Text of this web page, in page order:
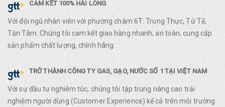
CAM KẾT 100% HÀI LÒNG
Với đội ngũ nhân viên với phường châm 6T: Trung Thực, Tử Tế,
Tận Tâm. Chúng tôi cam kết giao hàng nhanh, an toàn, cung cấp
sản phẩm chất lượng, chính hãng.
TRỞ THÀNH CÔNG TY GAS, GẠO, NƯỚC SỐ 1 TẠI VIỆT NAM
Với sự đầu tư nghiêm túc, chúng tôi tập trung nâng cao trải
nghiệm người dùng (Customer Experience) kể cả trên môi trường